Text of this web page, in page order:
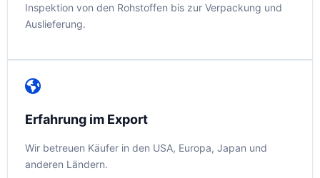
Inspektion von den Rohstoffen bis zur Verpackung und
Auslieferung.
Erfahrung im Export
Wir betreuen Käufer in den USA, Europa, Japan und
anderen Ländern.